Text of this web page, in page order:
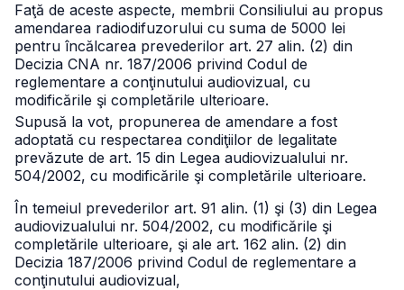
Faţă de aceste aspecte, membrii Consiliului au propus
amendarea radiodifuzorului cu suma de 5000 lei
pentru încălcarea prevederilor art. 27 alin. (2) din
Decizia CNA nr. 187/2006 privind Codul de
reglementare a conţinutului audiovizual, cu
modificările şi completările ulterioare.
Supusă la vot, propunerea de amendare a fost
adoptată cu respectarea condiţiilor de legalitate
prevăzute de art. 15 din Legea audiovizualului nr.
504/2002, cu modificările şi completările ulterioare.
În temeiul prevederilor art. 91 alin. (1) şi (3) din Legea
audiovizualului nr. 504/2002, cu modificările şi
completările ulterioare, şi ale art. 162 alin. (2) din
Decizia 187/2006 privind Codul de reglementare a
conţinutului audiovizual,